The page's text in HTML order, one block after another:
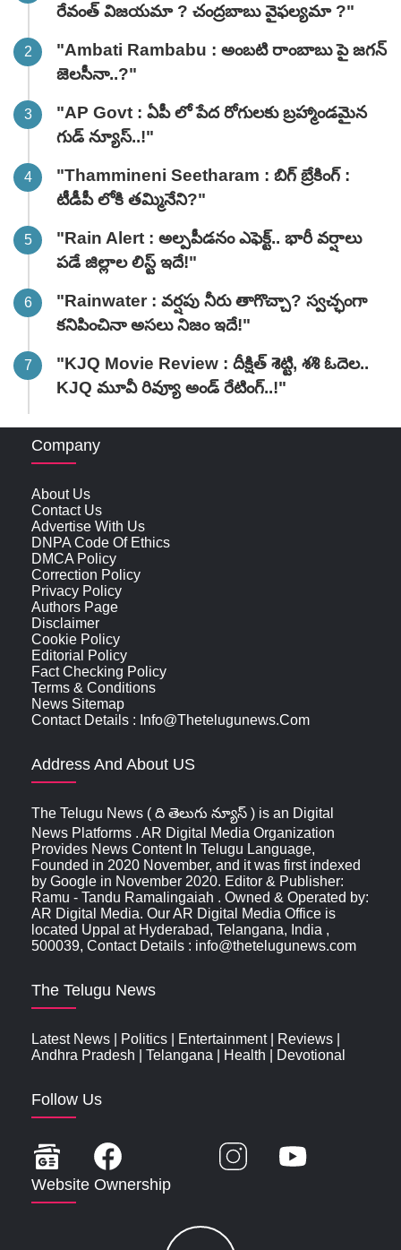
రేవంత్ విజయమా ? చంద్రబాబు వైఫల్యమా ?"
"Ambati Rambabu : అంబటి రాంబాబు పై జగన్
జెలసీనా..?"
"AP Govt : ఏపీ లో పేద రోగులకు బ్రహ్మాండమైన
గుడ్ న్యూస్..!"
"Thammineni Seetharam : బిగ్ బ్రేకింగ్ :
టీడీపీ లోకి తమ్మినేని?"
"Rain Alert : అల్పపీడనం ఎఫెక్ట్.. భారీ వర్షాలు
పడే జిల్లాల లిస్ట్ ఇదే!"
"Rainwater : వర్షపు నీరు తాగొచ్చా? స్వచ్ఛంగా
కనిపించినా అసలు నిజం ఇదే!"
"KJQ Movie Review : దీక్షిత్ శెట్టి, శశి ఓదెల..
KJQ మూవీ రివ్యూ అండ్ రేటింగ్‌..!"
Company
About Us
Contact Us
Advertise With Us
DNPA Code Of Ethics
DMCA Policy
Correction Policy
Privacy Policy
Authors Page
Disclaimer
Cookie Policy
Editorial Policy
Fact Checking Policy
Terms & Conditions
News Sitemap
Contact Details : Info@thetelugunews.com
Address And About US
The Telugu News ( ది తెలుగు న్యూస్‌ ) is an Digital
News Platforms . AR Digital Media Organization
Provides News Content In Telugu Language,
Founded in 2020 November, and it was first indexed
by Google in November 2020. Editor & Publisher:
Ramu - Tandu Ramalingaiah . Owned & Operated by:
AR Digital Media. Our AR Digital Media Office is
located Uppal at Hyderabad, Telangana, India ,
500039, Contact Details : info@thetelugunews.com
The Telugu News
Latest News Politics Entertainment| Reviews
Andhra Pradesh
Telangana Health Devotional
Follow Us
Website Ownership